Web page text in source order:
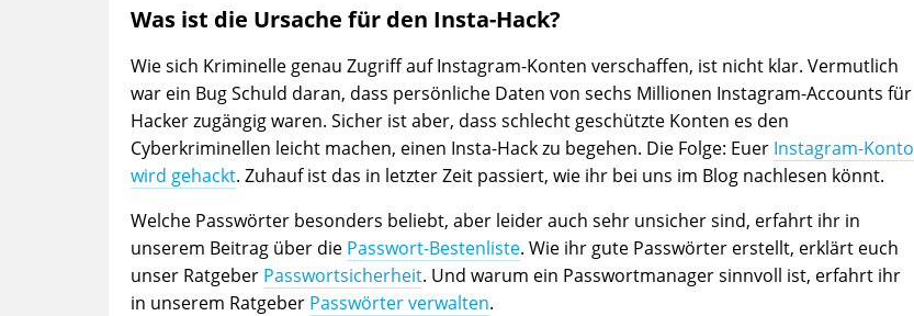
Was ist die Ursache für den Insta-Hack?
Wie sich Kriminelle genau Zugriff auf Instagram-Konten verschaffen, ist nicht klar. Vermutlich
war ein Bug Schuld daran, dass persönliche Daten von sechs Millionen Instagram-Accounts für
Hacker zugängig waren. Sicher ist aber, dass schlecht geschützte Konten es den
Cyberkriminellen leicht machen, einen Insta-Hack zu begehen. Die Folge: Euer Instagram-Konto
wird gehackt. Zuhauf ist das in letzter Zeit passiert, wie ihr bei uns im Blog nachlesen könnt.
Welche Passwörter besonders beliebt, aber leider auch sehr unsicher sind, erfahrt ihr in
unserem Beitrag über die Passwort-Bestenliste. Wie ihr gute Passwörter erstellt, erklärt euch
unser Ratgeber Passwortsicherheit. Und warum ein Passwortmanager sinnvoll ist, erfahrt ihr
in unserem Ratgeber Passwörter verwalten.